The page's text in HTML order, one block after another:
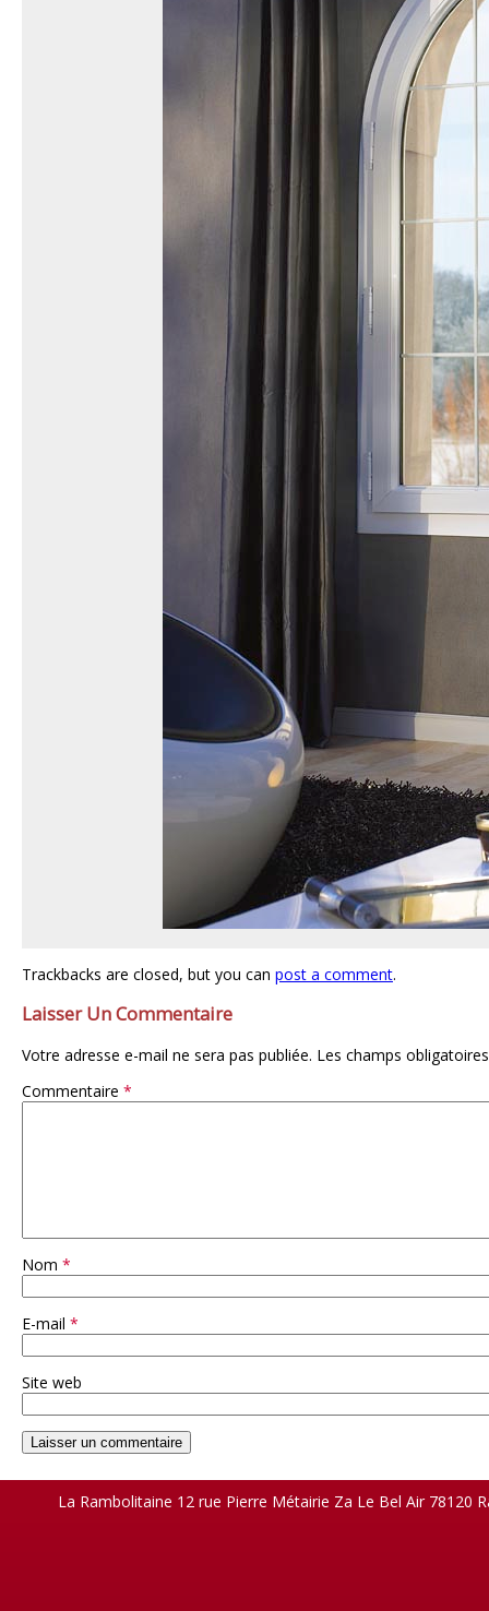
Trackbacks are closed, but you can post a comment.
Laisser Un Commentaire
Votre adresse e-mail ne sera pas publiée. Les champs
Commentaire *
Nom *
E-mail *
Site web
La Rambolitaine 12 rue Pierre Métairie Za Le Bel Air